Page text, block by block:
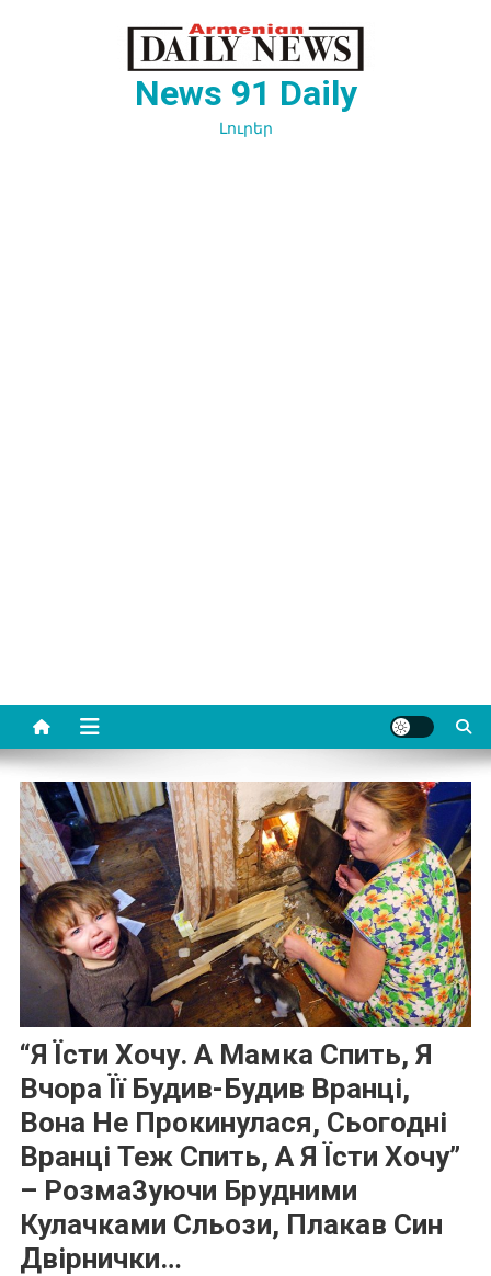
News 91 Daily
Լուրեր
“Я Їсти Хочу. А Мамка Спить, Я
Вчора Її Будив-Будив Вранці,
Вона Не Прокинулася, Сьогодні
Вранці Теж Спить, А Я Їсти Хочу”
– Розма3уючи Брудними
Кулачками Сльози, Плакав Син
Двірнички…